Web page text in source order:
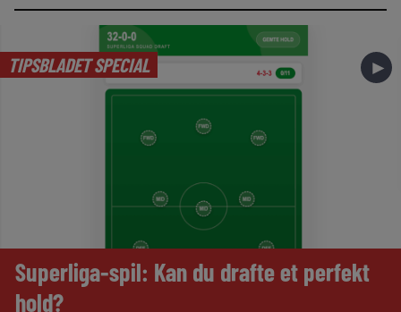
TIPSBLADET SPECIAL ►
Superliga-spil: Kan du drafte et perfekt
hold?